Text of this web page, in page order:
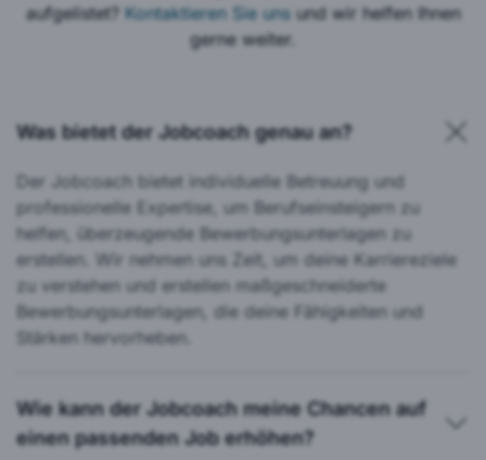
aufgelistet? Kontaktieren Sie unsund wir helfen Ihnen
gerne weiter.
Was bietet der Jobcoach genau an?
Der Jobcoach bietet individuelle Betreuung und
professionelle Expertise, um Berufseinsteigern zu
helfen, überzeugende Bewerbungsunterlagen zu
erstellen. Wir nehmen uns Zeit, um deine Karriereziele
zu verstehen und erstellen maßgeschneiderte
Bewerbungsunterlagen, die deine Fähigkeiten und
Stärken hervorheben.
Wie kann der Jobcoach meine Chancen auf
einen passenden Job erhöhen?